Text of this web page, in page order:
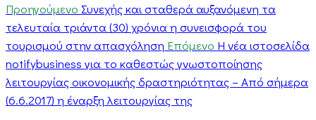
Προηγούμενο Συνεχής και σταθερά αυξανόμενη τα
τελευταία τριάντα (30) χρόνια η συνεισφορά του
τουρισμού στην απασχόληση Επόμενο Η νέα ιστοσελίδα
notifybusiness για το καθεστώς γνωστοποίησης
λειτουργίας οικονομικής δραστηριότητας – Από σήμερα
(6.6.2017) η έναρξη λειτουργίας της